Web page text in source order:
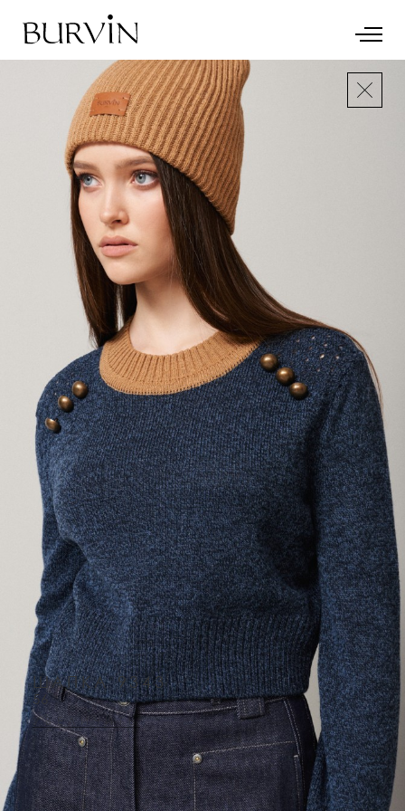
ШАПКА 9343
56
УВЕЛИЧИТЬ